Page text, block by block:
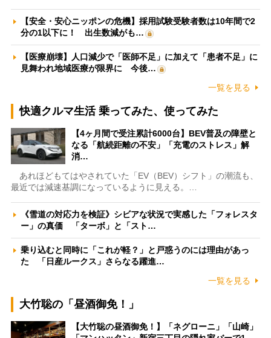
【安全・安心ニッポンの危機】採用試験受験者数は10年間で2
分の1以下に！ 出生数減がも…
【医療崩壊】人口減少で「医師不足」に加えて「患者不足」に
見舞われ地域医療が限界に 今後…
一覧を見る
快適クルマ生活 乗ってみた、使ってみた
【4ヶ月間で受注累計6000台】BEV普及の障壁と
なる「航続距離の不安」「充電のストレス」解
消…
あれほどもてはやされていた「EV（BEV）シフト」の潮流も、
最近では減速基調になっているように見える。…
《雪道の対応力を検証》シビアな状況で実感した「フォレスタ
ー」の真価 「ターボ」と「スト…
乗り込むと同時に「これが軽？」と戸惑うのには理由があっ
た 「日産ルークス」さらなる躍進…
一覧を見る
大竹聡の「昼酒御免！」
【大竹聡の昼酒御免！】「ネグローニ」「山崎」